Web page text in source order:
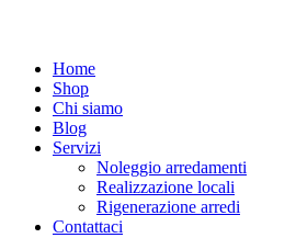
Home
Shop
Chi siamo
Blog
Servizi
Noleggio arredamenti
Realizzazione locali
Rigenerazione arredi
Contattaci